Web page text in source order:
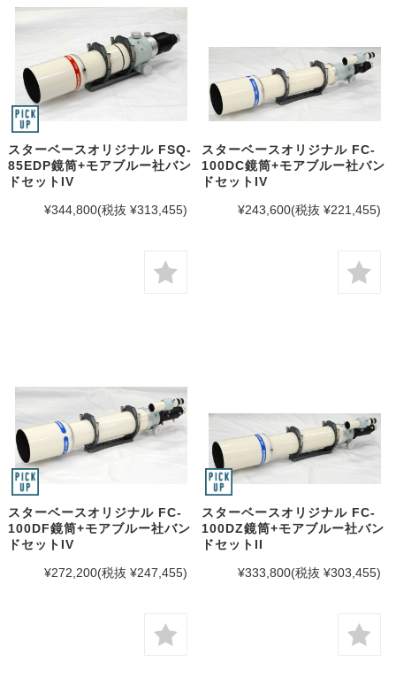
スターベースオリジナル FSQ-
85EDP鏡筒+モアブルー社バン
ドセットIV
¥344,800(税抜 ¥313,455)
スターベースオリジナル FC-
100DC鏡筒+モアブルー社バン
ドセットIV
¥243,600(税抜 ¥221,455)
スターベースオリジナル FC-
100DF鏡筒+モアブルー社バン
ドセットIV
¥272,200(税抜 ¥247,455)
スターベースオリジナル FC-
100DZ鏡筒+モアブルー社バン
ドセットII
¥333,800(税抜 ¥303,455)